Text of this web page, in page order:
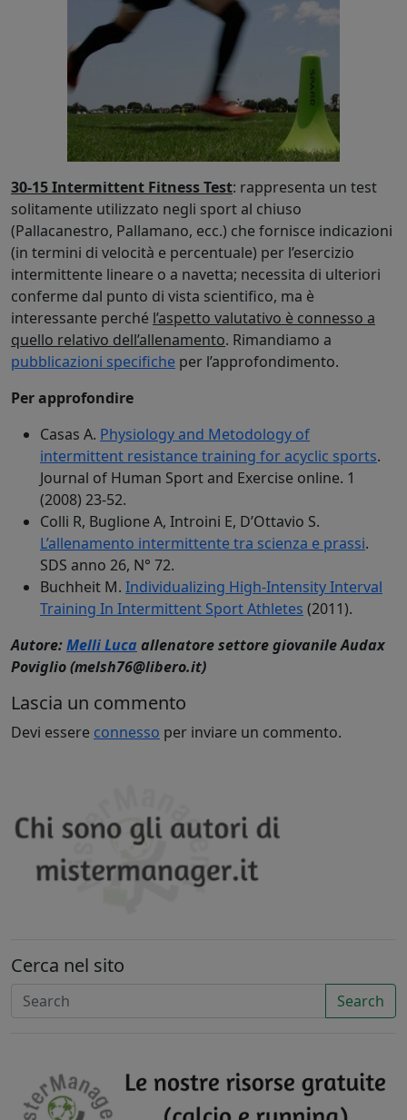
30-15 Intermittent Fitness Test: rappresenta un test
solitamente utilizzato negli sport al chiuso
(Pallacanestro, Pallamano, ecc.) che fornisce indicazioni
(in termini di velocità e percentuale) per l’esercizio
intermittente lineare o a navetta; necessita di ulteriori
conferme dal punto di vista scientifico, ma è
interessante perché l’aspetto valutativo è connesso a
quello relativo dell’allenamento. Rimandiamo a
pubblicazioni specifiche per l’approfondimento.
Per approfondire
Casas A. Physiology and Metodology of
intermittent resistance training for acyclic sports.
Journal of Human Sport and Exercise online. 1
(2008) 23-52.
Colli R, Buglione A, Introini E, D’Ottavio S.
L’allenamento intermittente tra scienza e prassi.
SDS anno 26, N° 72.
Buchheit M. Individualizing High-Intensity Interval
Training In Intermittent Sport Athletes (2011).
Autore:Melli Luca allenatore settore giovanile Audax
Poviglio (melsh76@libero.it)
Lascia un commento
Devi essere connesso per inviare un commento.
Cerca nel sito
Search